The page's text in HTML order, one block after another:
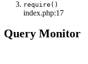
require()
index.php:17
Query Monitor